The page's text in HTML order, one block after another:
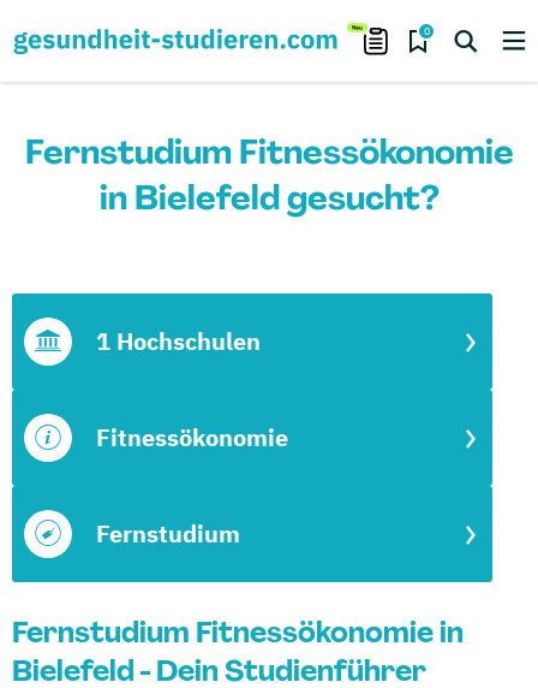
0
Fernstudium Fitnessökonomie
in Bielefeld gesucht?
Fernstudium
Fitnessökonomie
1 Hochschulen
Fernstudium Fitnessökonomie in
Bielefeld - Dein Studienführer